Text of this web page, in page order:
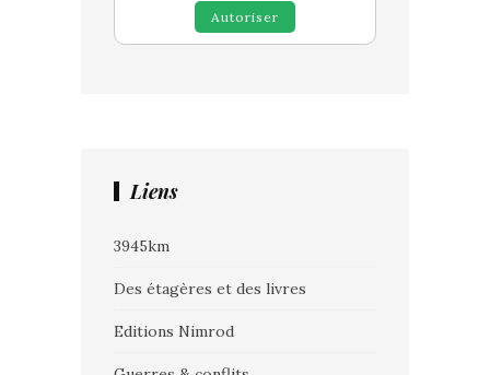
Autoriser
Liens
3945km
Des étagères et des livres
Editions Nimrod